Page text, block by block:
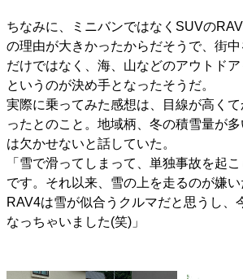
ちなみに、ミニバンではなくSUVの
の理由が大きかったからだそうで、街
だけではなく、海、山などのアウトド
というのが決め手となったそうだ。
実際に乗ってみた感想は、目線が高く
ったとのこと。地域柄、冬の積雪量が
は欠かせないと話していた。
「雪で滑ってしまって、単独事故を起
です。それ以来、雪の上を走るのが嫌い
RAV4は雪が似合うクルマだと思うし、
なっちゃいました(笑)」